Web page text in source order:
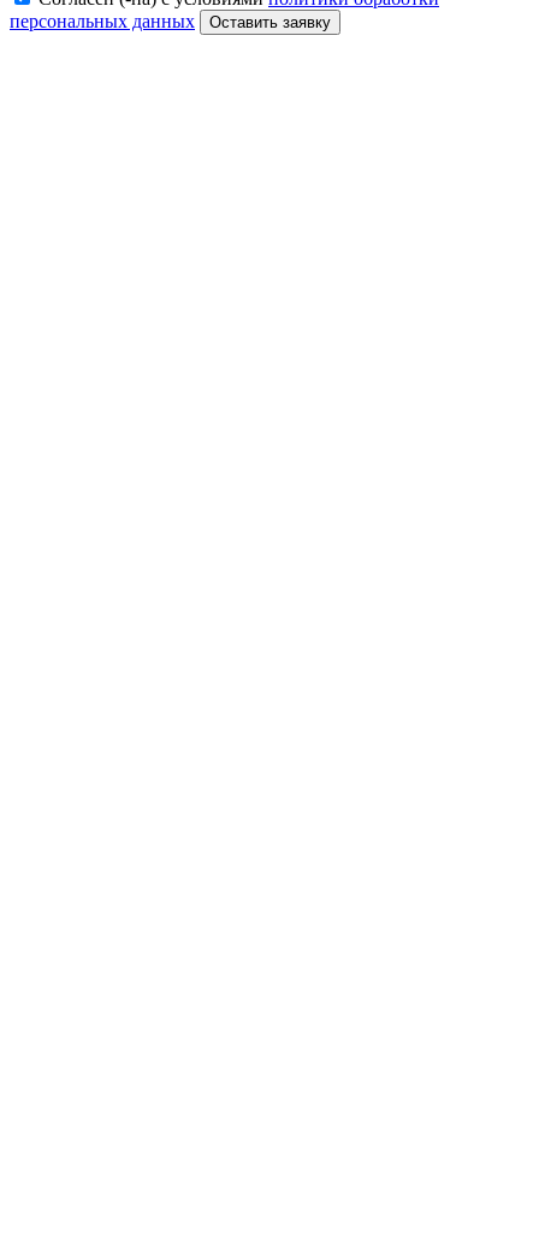
персональных данных